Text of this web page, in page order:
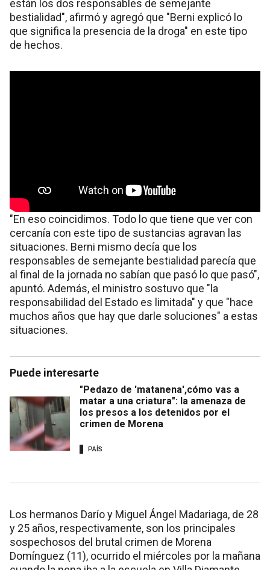
están los dos responsables de semejante
bestialidad", afirmó y agregó que "Berni explicó lo
que significa la presencia de la droga" en este tipo
de hechos.
"En eso coincidimos. Todo lo que tiene que ver con
cercanía con este tipo de sustancias agravan las
situaciones. Berni mismo decía que los
responsables de semejante bestialidad parecía que
al final de la jornada no sabían que pasó lo que pasó",
apuntó. Además, el ministro sostuvo que "la
responsabilidad del Estado es limitada" y que "hace
muchos años que hay que darle soluciones" a estas
situaciones.
Puede interesarte
"Pedazo de 'matanena',cómo vas a
matar a una criatura": la amenaza de
los presos a los detenidos por el
crimen de Morena
PAÍS
Los hermanos Darío y Miguel Ángel Madariaga, de 28
y 25 años, respectivamente, son los principales
sospechosos del brutal crimen de Morena
Domínguez (11), ocurrido el miércoles por la mañana